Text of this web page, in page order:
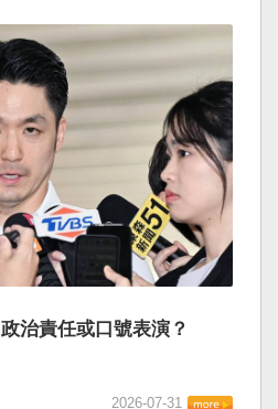
治責任或口號表演？
2026-07-31